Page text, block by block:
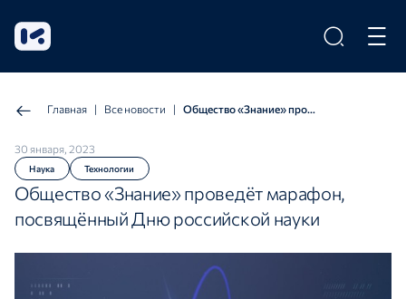
Наука Технологии
Общество «Знание» проведёт марафон,
посвящённый Дню российской науки
30 января, 2023
Главная | Все новости | Общество «Знание» проведёт марафон, посвящённый Дню российской науки